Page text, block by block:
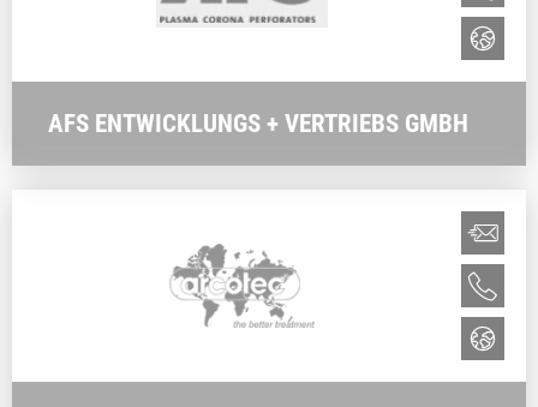
AFS ENTWICKLUNGS + VERTRIEBS GMBH